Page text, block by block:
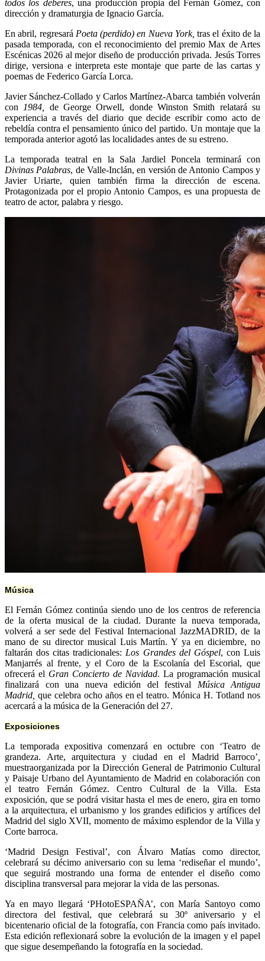
todos los deberes, una producción propia del Fernán Gómez, con
dirección y dramaturgia de Ignacio García.
En abril, regresará Poeta (perdido) en Nueva York, tras el éxito de la
pasada temporada, con el reconocimiento del premio Max de Artes
Escénicas 2026 al mejor diseño de producción privada. Jesús Torres
dirige, versiona e interpreta este montaje que parte de las cartas y
poemas de Federico García Lorca.
Javier Sánchez-Collado y Carlos Martínez-Abarca también volverán
con 1984,
de George Orwell, donde Winston Smith relatará su
experiencia a través del diario que decide escribir como acto de
rebeldía contra el pensamiento único del partido. Un montaje que la
temporada anterior agotó las localidades antes de su estreno.
La temporada teatral en la Sala Jardiel Poncela terminará con
Divinas Palabras, de Valle-Inclán, en versión de Antonio Campos y
Javier Uriarte, quien también firma la dirección de escena.
Protagonizada por el propio Antonio Campos, es una propuesta de
teatro de actor, palabra y riesgo.
Música
El Fernán Gómez continúa siendo uno de los centros de referencia
de la oferta musical de la ciudad. Durante la nueva temporada,
volverá a ser sede del Festival Internacional JazzMADRID, de la
mano de su director musical Luis Martín. Y ya en diciembre, no
faltarán dos citas tradicionales: Los Grandes del Góspel, con Luis
Manjarrés al frente, y el Coro de la Escolanía del Escorial, que
ofrecerá el Gran Concierto de Navidad. La programación musical
finalizará con una nueva edición del festival Música Antigua
Madrid, que celebra ocho años en el teatro. Mónica H. Totland nos
acercará a la música de la Generación del 27.
Exposiciones
La temporada expositiva comenzará en octubre con ‘Teatro de
grandeza. Arte, arquitectura y ciudad en el Madrid Barroco’
muestraorganizada por la Dirección General de Patrimonio Cultural
y Paisaje Urbano del Ayuntamiento de Madrid en colaboración con
el teatro Fernán Gómez. Centro Cultural de la Villa. Esta
exposición, que se podrá visitar hasta el mes de enero, gira en torno
a la arquitectura, el urbanismo y los grandes edificios y artífices del
Madrid del siglo XVII, momento de máximo esplendor de la Villa y
Corte barroca.
‘Madrid Design Festival’, con Álvaro Matías como director,
celebrará su décimo aniversario con su lema ‘rediseñar el mundo’,
que seguirá mostrando una forma de entender el diseño como
disciplina transversal para mejorar la vida de las personas.
Ya en mayo llegará ‘PHotoESPAÑA’, con María Santoyo como
directora del festival, que celebrará su 30º aniversario y el
bicentenario oficial de la fotografía, con Francia como país invitado.
Esta edición reflexionará sobre la evolución de la imagen y el papel
que sigue desempeñando la fotografía en la sociedad.